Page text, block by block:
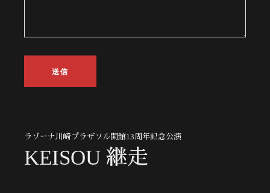
ラゾーナ川崎プラザソル開館13周年記念公演
KEISOU 継走